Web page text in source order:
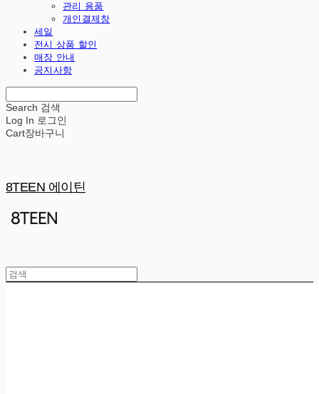
관리 용품
개인결제창
세일
전시 상품 할인
매장 안내
공지사항
Search 검색
Log In 로그인
Cart장바구니
8TEEN 에이틴